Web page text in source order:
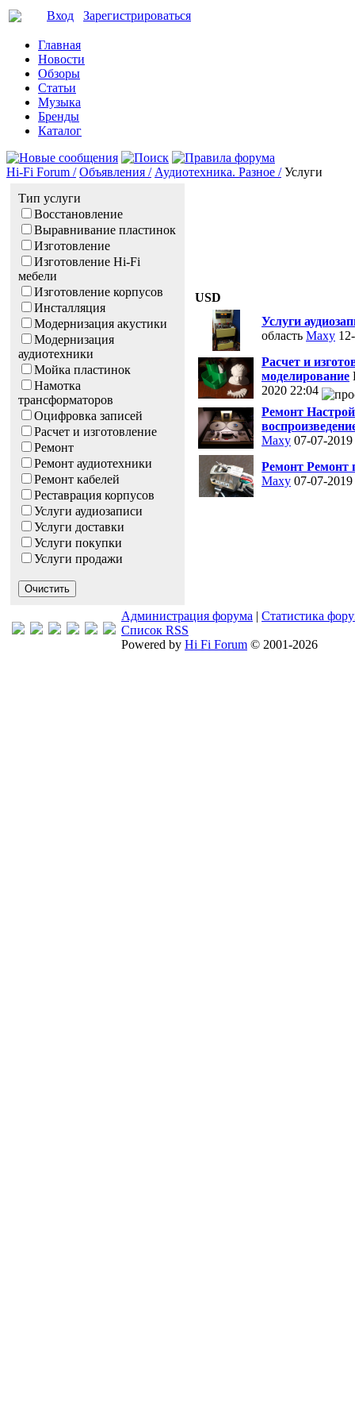
Вход Зарегистрироваться
Главная
Новости
Обзоры
Статьи
Музыка
Бренды
Каталог
Hi-Fi Forum / Объявления / Аудиотехника. Разное / Услуги
Тип услуги
Восстановление
Выравнивание пластинок
Изготовление
Изготовление Hi-Fi
мебели
Изготовление корпусов
Инсталляция
Модернизация акустики
Модернизация
аудиотехники
Мойка пластинок
Намотка
трансформаторов
Оцифровка записей
Расчет и изготовление
Ремонт
Ремонт аудиотехники
Ремонт кабелей
Реставрация корпусов
Услуги аудиозаписи
Услуги доставки
Услуги покупки
Услуги продажи
USD
Услуги
область Maxy
Расчет и
моделирование
2020 22:04
Ремонт
Maxy 07-07-
Ремонт Ремонт
Maxy 07-07-
Администрация форума | Статистика
Список RSS
Powered by Hi Fi Forum © 2001-2026